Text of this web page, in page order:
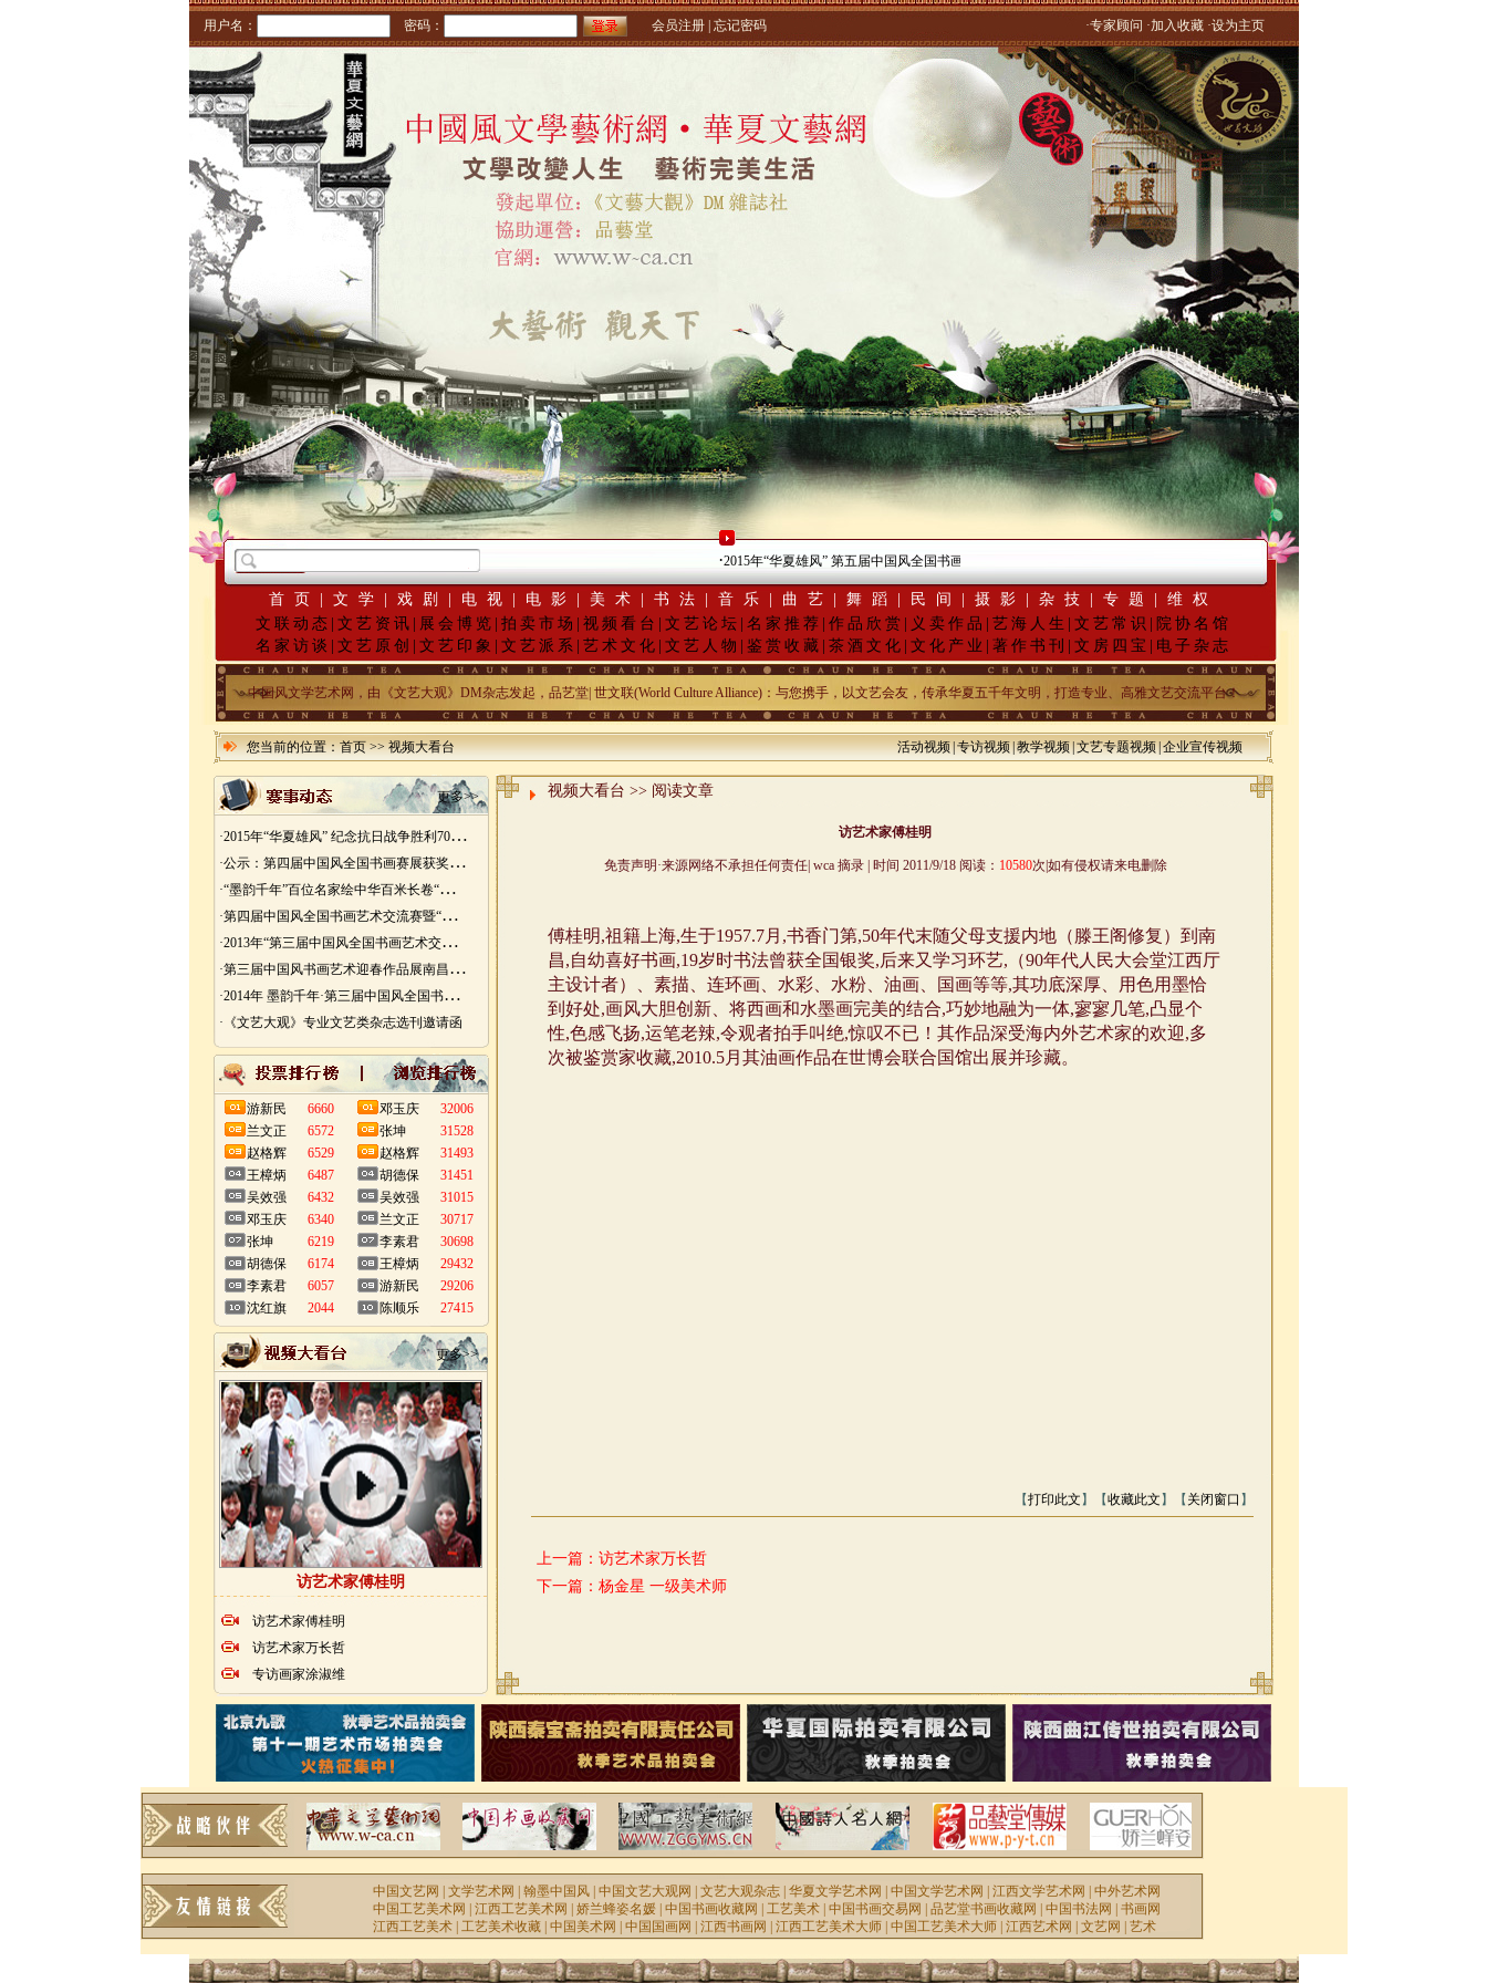
用户名： 密码： 会员注册 | 忘记密码 ·专家顾问 ·加入收藏 ·设为主页
2015年“华夏雄风” 第五届中国风全国书画交流赛暨纪念抗日战争胜利70周年书画展5月18日起征稿 ·“墨韵千年”百位名家绘中华百米长
首页 文学 戏剧 电视 电影 美术 书法 音乐 曲艺 舞蹈 民间 摄影 杂技 专题
维权
文联动态 文艺资讯 展会博览 拍卖市场 视频看台 文艺论坛 名家推荐 作品欣赏 义卖作品 艺海人生 文艺常识
院协名馆
名家访谈
文艺原创 文艺印象 文艺派系 艺术文化 文艺人物 鉴赏收藏 茶酒文化 文化产业 著作书刊 文房四宝 电子杂志
中国风文学艺术网，由《文艺大观》DM杂志发起，品艺堂| 世文联(World Culture Alliance)：与您携手，以文艺会友，传承华夏五千年文明，打造专业、高雅文艺交流平台！
您当前的位置：首页>>视频大看台 活动视频|专访视频|教学视频|文艺专题视频|企业宣传视频
更多>>
·
2015年“华夏雄风” 纪念抗日战争胜利70周年书画展征稿
·
公示：第四届中国风全国书画赛展获奖入展名单
·
“墨韵千年”百位名家绘中华百米长卷“华夏五千年锦绣山河图”创作
·
第四届中国风全国书画艺术交流赛暨“华夏五千年锦绣山河图”百位名家绘中华百米长卷创作邀请展
·
2013年“第三届中国风全国书画艺术交流赛” 获奖名单
·
第三届中国风书画艺术迎春作品展南昌展胜利开幕
·
2014年 墨韵千年·第三届中国风全国书画艺术迎春作品展 南昌展
·《文艺大观》专业文艺类杂志选刊邀请函
游新民
6660
兰文正
6572
赵格辉
6529
王樟炳
6487
吴效强
6432
邓玉庆
6340
张坤
6219
胡德保
6174
李素君
6057
沈红旗
2044
邓玉庆
32006
张坤
31528
赵格辉
31493
胡德保
31451
吴效强
31015
兰文正
30717
李素君
30698
王樟炳
29432
游新民
29206
陈顺乐
27415
更多>>
访艺术家傅桂明
访艺术家傅桂明
访艺术家万长哲
专访画家涂淑维
视频大看台 >> 阅读文章
【打印此文 】【收藏此文 】【 关闭窗口 】
上一篇： 访艺术家万长哲
下一篇： 杨金星 一级美术师
中国文艺网 文学艺术网 翰墨中国风 中国文艺大观网 文艺大观杂志 华夏文学艺术网 中国文学艺术网 江西文学艺术网
中外艺术网
中国工艺美术网
江西工艺美术网 娇兰蜂姿名媛 中国书画收藏网 工艺美术 中国书画交易网 品艺堂书画收藏网 中国书法网
书画网
江西工艺美术 工艺美术收藏 中国美术网 中国国画网 江西书画网 江西工艺美术大师 中国工艺美术大师 江西艺术网 文艺网 艺术